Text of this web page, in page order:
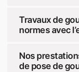
Travaux de
normes avec
Nos
de pose de